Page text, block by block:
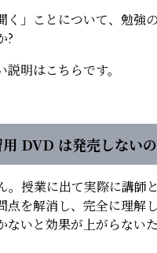
く」ことについて、勉強
?
説明はこちらです。
DVD は発売しない
。授業に出て実際に講師
点を解消し、完全に理解
ないと効果が上がらないた